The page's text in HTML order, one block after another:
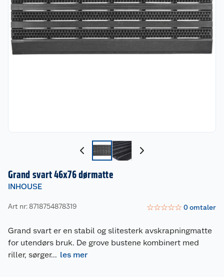
Grand svart 46x76 dørmatte
INHOUSE
Art nr: 8718754878319 ☆☆☆☆☆ 0omtaler
Grand svart er en stabil og slitesterk avskrapningmatte
for utendørs bruk. De grove bustene kombinert med
riller, sørger... les mer